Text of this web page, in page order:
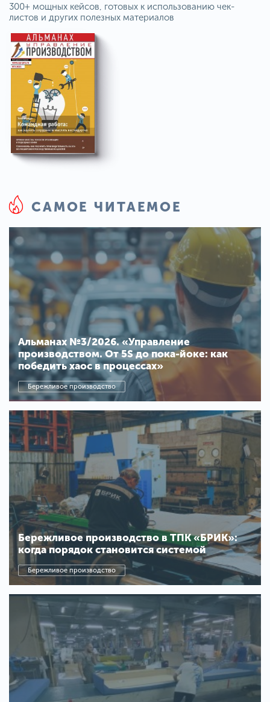
300+ мощных кейсов, готовых к использованию чек-
листов и других полезных материалов
САМОЕ ЧИТАЕМОЕ
Альманах №3/2026. «Управление
производством. От 5S до пока-йоке: как
победить хаос в процессах»
Бережливое производство
Бережливое производство в ТПК «БРИК»:
когда порядок становится системой
Бережливое производство